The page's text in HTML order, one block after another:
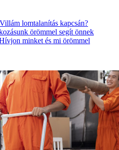
lomtalanítás kapcsán?
örömmel segít önnek
minket és mi örömmel